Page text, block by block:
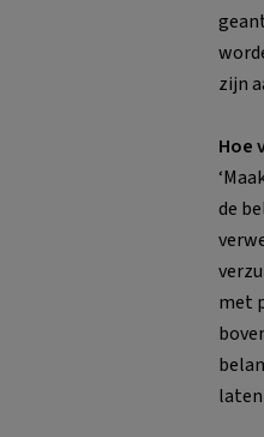
zijn
Hoe
de
met
laten